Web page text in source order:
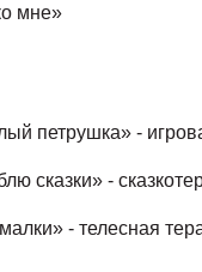
мне»
петрушка» -
сказки» -
- телесная